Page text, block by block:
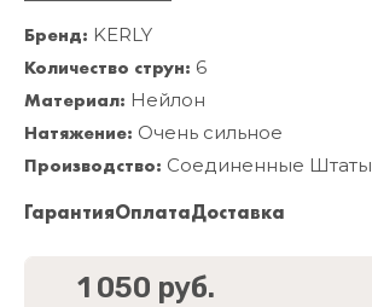
Бренд: KERLY
Количество струн: 6
Материал: Нейлон
Натяжение: Очень сильное
Производство: Соединенные Штаты
ГарантияОплатаДоставка
1 050 руб.